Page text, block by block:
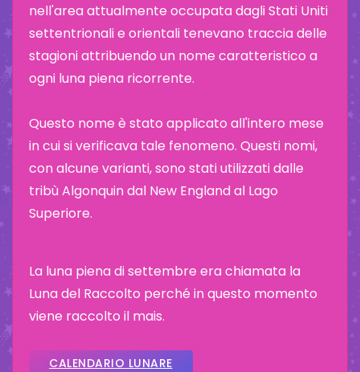
nell'area attualmente occupata dagli Stati Uniti
settentrionali e orientali tenevano traccia delle
stagioni attribuendo un nome caratteristico a
ogni luna piena ricorrente.
Questo nome è stato applicato all'intero mese
in cui si verificava tale fenomeno. Questi nomi,
con alcune varianti, sono stati utilizzati dalle
tribù Algonquin dal New England al Lago
Superiore.
La luna piena di settembre era chiamata la
Luna del Raccolto perché in questo momento
viene raccolto il mais.
CALENDARIO LUNARE